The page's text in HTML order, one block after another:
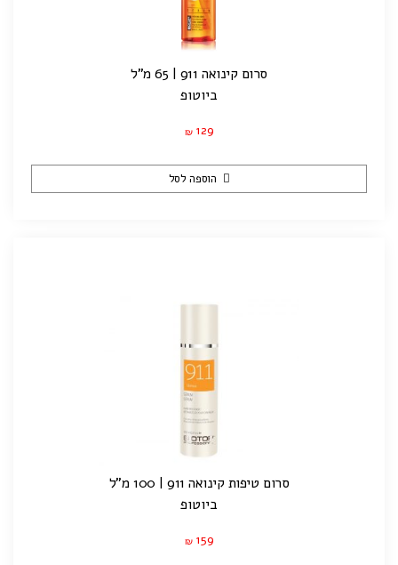
סרום קינואה 911 | 65 מ"ל
ביוטופ
₪ 129
הוספה לסל
סרום טיפות קינואה 911 | 100 מ"ל
ביוטופ
₪ 159